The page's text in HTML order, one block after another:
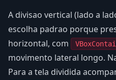
A divisao vertical (lado a
escolha padrao porque
horizontal, com
movimento lateral longo.
Para a tela dividida